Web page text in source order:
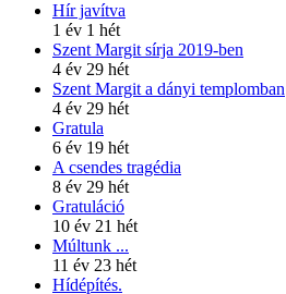
Hír javítva
1 év 1 hét
Szent Margit sírja 2019-ben
4 év 29 hét
Szent Margit a dányi templomban
4 év 29 hét
Gratula
6 év 19 hét
A csendes tragédia
8 év 29 hét
Gratuláció
10 év 21 hét
Múltunk ...
11 év 23 hét
Hídépítés.